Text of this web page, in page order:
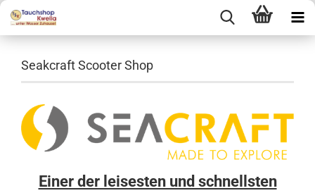
Seakcraft Scooter Shop
Einer der leisesten und schnellsten